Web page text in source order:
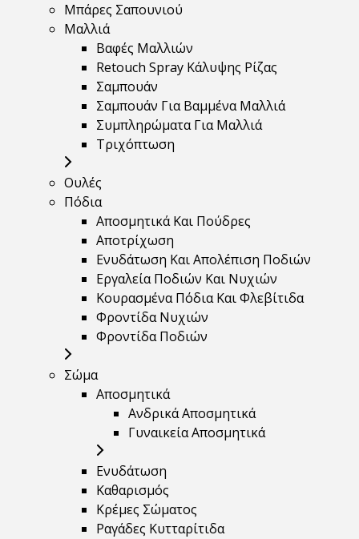
Μπάρες Σαπουνιού
Μαλλιά
Βαφές Μαλλιών
Retouch Spray Κάλυψης Ρίζας
Σαμπουάν
Σαμπουάν Για Βαμμένα Μαλλιά
Συμπληρώματα Για Μαλλιά
Τριχόπτωση
Ουλές
Πόδια
Αποσμητικά Και Πούδρες
Αποτρίχωση
Ενυδάτωση Και Απολέπιση Ποδιών
Εργαλεία Ποδιών Και Νυχιών
Κουρασμένα Πόδια Και Φλεβίτιδα
Φροντίδα Νυχιών
Φροντίδα Ποδιών
Σώμα
Αποσμητικά
Ανδρικά Αποσμητικά
Γυναικεία Αποσμητικά
Ενυδάτωση
Καθαρισμός
Κρέμες Σώματος
Ραγάδες Κυτταρίτιδα